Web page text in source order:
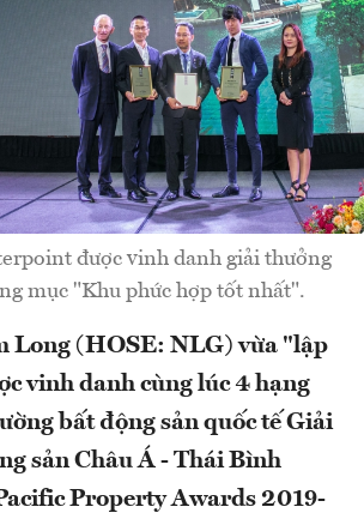
được vinh danh giải thưởng
mục "Khu phức hợp tốt nhất".
Long (HOSE: NLG) vừa "lập
vinh danh cùng lúc 4 hạng
bất động sản quốc tế Giải
sản Châu Á - Thái Bình
Property Awards 2019-